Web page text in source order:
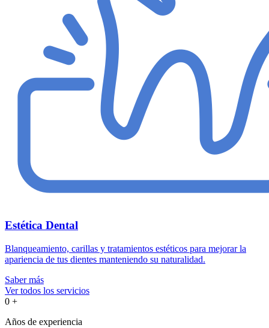
Estética Dental
Blanqueamiento, carillas y tratamientos estéticos para mejorar la
apariencia de tus dientes manteniendo su naturalidad.
Saber más
Ver todos los servicios
0 +
Años de experiencia